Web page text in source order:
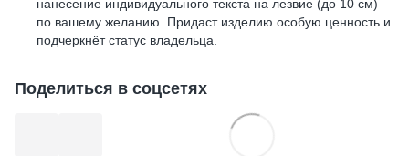
нанесение индивидуального текста на лезвие (до 10 см)
по вашему желанию. Придаст изделию особую ценность и
подчеркнёт статус владельца.
Поделиться в соцсетях